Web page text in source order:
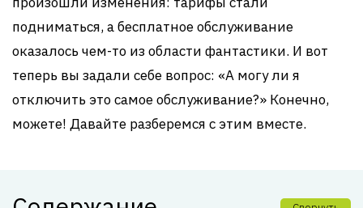
подниматься, а бесплатное обслуживание
оказалось чем-то из области фантастики. И вот
теперь вы задали себе вопрос: «А могу ли я
отключить это самое обслуживание?» Конечно,
можете! Давайте разберемся с этим вместе.